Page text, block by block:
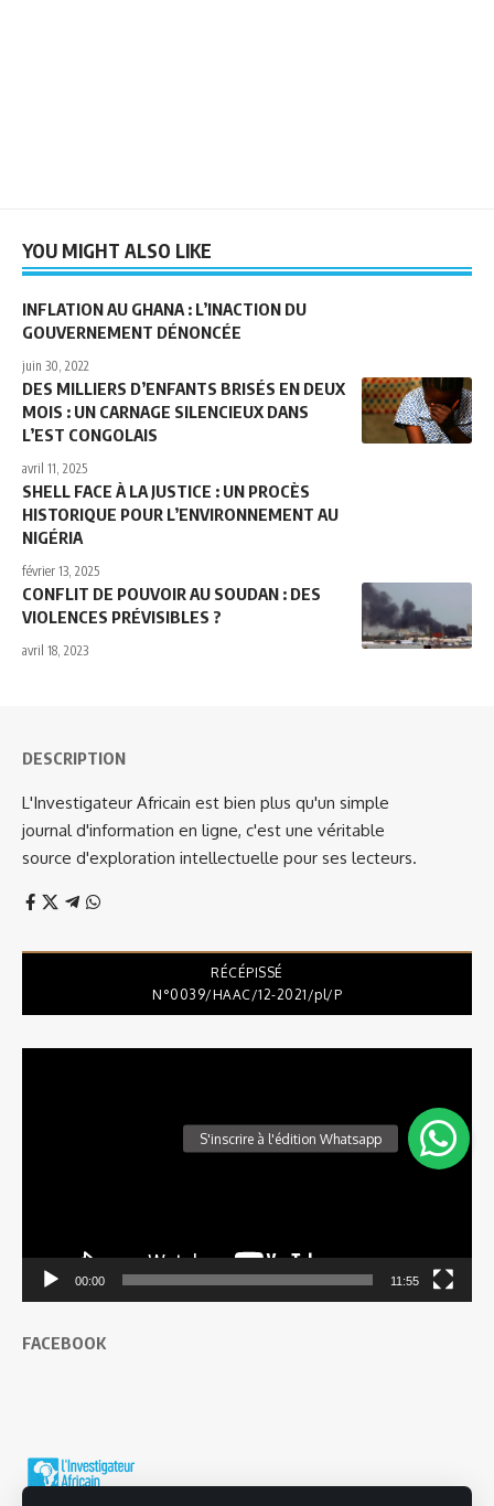
YOU MIGHT ALSO LIKE
INFLATION AU GHANA : L’INACTION DU
GOUVERNEMENT DÉNONCÉE
juin 30, 2022
DES MILLIERS D’ENFANTS BRISÉS EN DEUX
MOIS : UN CARNAGE SILENCIEUX DANS
L’EST CONGOLAIS
avril 11, 2025
SHELL FACE À LA JUSTICE : UN PROCÈS
HISTORIQUE POUR L’ENVIRONNEMENT AU
NIGÉRIA
février 13, 2025
CONFLIT DE POUVOIR AU SOUDAN : DES
VIOLENCES PRÉVISIBLES ?
avril 18, 2023
DESCRIPTION
L'Investigateur Africain est bien plus qu'un simple
journal d'information en ligne, c'est une véritable
source d'exploration intellectuelle pour ses lecteurs.
RÉCÉPISSÉ
N°0039/HAAC/12-2021/pl/P
00:00 11:55
FACEBOOK